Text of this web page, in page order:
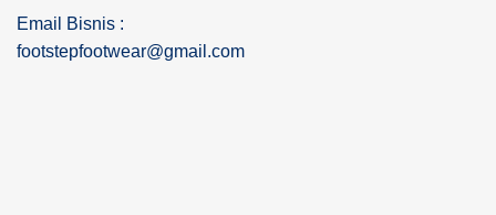
Email Bisnis :
footstepfootwear@gmail.com